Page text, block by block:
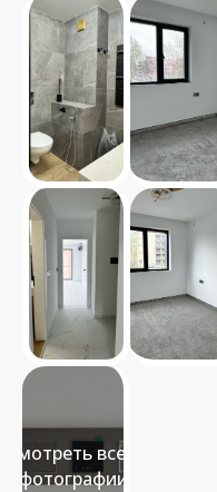
Смотреть все 9
фотографии